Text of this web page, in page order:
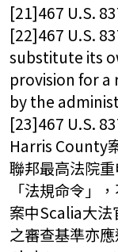
[21]467 U.S.
[22]467 U.S.
substitute its
provision for
by the
[23]467 U.S.
Harris County
聯邦最高法院
「法規命令」
案中Scalia大
之審查基準亦